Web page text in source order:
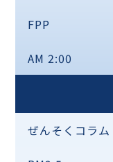
FPP
AM 2:00
ぜんそくコラム